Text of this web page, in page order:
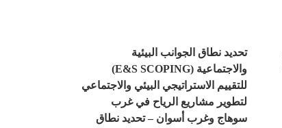
تحديد نطاق الجوانب البيئية
والاجتماعية (E&S SCOPING)
للتقييم الاستراتيجي البيئي والاجتماعي
لتطوير مشاريع الرياح في غرب
سوهاج وغرب أسوان – تحديد نطاق